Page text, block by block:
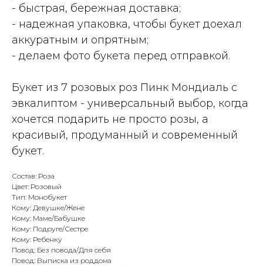
- быстрая, бережная доставка;
- надежная упаковка, чтобы букет доехал
аккуратным и опрятным;
- делаем фото букета перед отправкой.
Букет из 7 розовых роз Пинк Мондиаль с
эвкалиптом - универсальный выбор, когда
хочется подарить не просто розы, а
красивый, продуманный и современный
букет.
Состав: Роза
Цвет: Розовый
Тип: Монобукет
Кому: Девушке/Жене
Кому: Маме/Бабушке
Кому: Подруге/Сестре
Кому: Ребенку
Повод: Без повода/Для себя
Повод: Выписка из роддома